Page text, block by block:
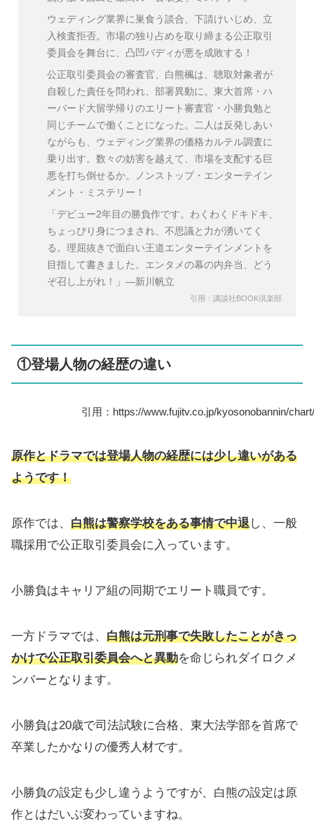
ウェディング業界に巣食う談合、下請けいじめ、立
入検査拒否。市場の独り占めを取り締まる公正取引
委員会を舞台に、凸凹バディが悪を成敗する！
公正取引委員会の審査官、白熊楓は、聴取対象者が
自殺した責任を問われ、部署異動に。東大首席・ハ
ーバード大留学帰りのエリート審査官・小勝負勉と
同じチームで働くことになった。二人は反発しあい
ながらも、ウェディング業界の価格カルテル調査に
乗り出す。数々の妨害を越えて、市場を支配する巨
悪を打ち倒せるか。ノンストップ・エンターテイン
メント・ミステリー！
「デビュー2年目の勝負作です。わくわくドキドキ、
ちょっぴり身につまされ、不思議と力が湧いてく
る。理屈抜きで面白い王道エンターテインメントを
目指して書きました。エンタメの幕の内弁当、どう
ぞ召し上がれ！」―新川帆立
引用：講談社BOOK倶楽部
①登場人物の経歴の違い
引用：https://www.fujitv.co.jp/kyosonobannin/
原作とドラマでは登場人物の経歴には少し違いがある
ようです！
原作では、 白熊は警察学校をある事情で中退し、一般
職採用で公正取引委員会に入っています。
小勝負はキャリア組の同期でエリート職員です。
一方ドラマでは、 白熊は元刑事で失敗したことがきっ
かけで公正取引委員会へと異動を命じられダイロクメ
ンバーとなります。
小勝負は20歳で司法試験に合格、東大法学部を首席で
卒業したかなりの優秀人材です。
小勝負の設定も少し違うようですが、白熊の設定は原
作とはだいぶ変わっていますね。